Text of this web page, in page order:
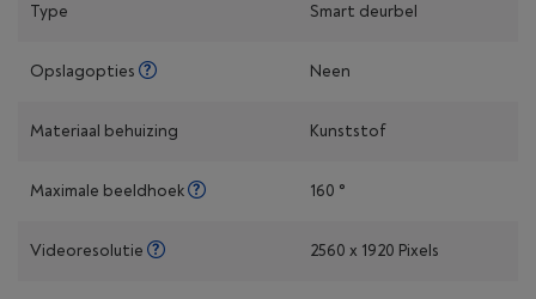
Type Smart deurbel
Opslagopties Neen
Materiaal behuizing Kunststof
Maximale beeldhoek 160 °
Videoresolutie 2560 x 1920 Pixels